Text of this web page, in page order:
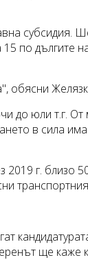
субсидия.
по дългите
обясни
до юли т.г.
в сила
2019 г. близо
ще каже